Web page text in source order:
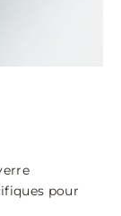
pour